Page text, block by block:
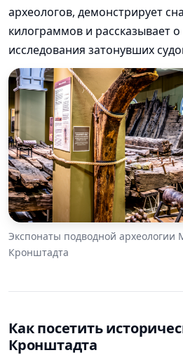
археологов, демонстрирует
килограммов и рассказывает
исследования затонувших
Экспонаты подводной археологии
Кронштадта
Как посетить
Кронштадта